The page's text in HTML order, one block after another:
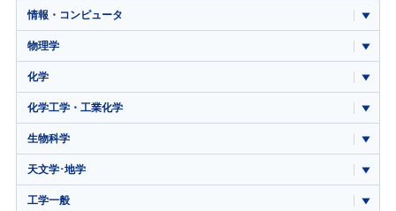
情報・コンピュータ
物理学
化学
化学工学・工業化学
生物科学
天文学･地学
工学一般